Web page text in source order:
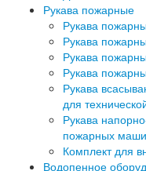
Рукава пожарные
Рукава
Рукава
Рукава
Рукава
Рукава
для
Рукава
пожарных
Комплект для
Водопенное